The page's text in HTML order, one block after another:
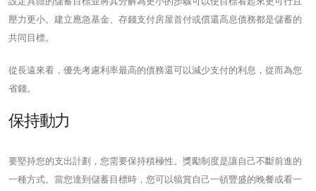
壓力更小。建立應急基金、存錢支付房屋首付或償還高息債務都是儲蓄的
共同目標。
從長遠來看，優先考慮利率最高的債務還可以減少支付的利息，從而為您
省錢。
保持動力
要堅持您的支出計劃，您需要保持積極性。獎勵制度是讓自己不斷前進的
一種方式。當您達到儲蓄目標時，您可以犒賞自己一頓豐盛的晚餐或看一